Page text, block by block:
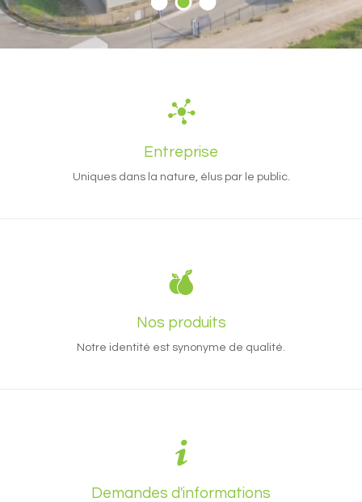
Entreprise
Uniques dans la nature, élus par le public.
Nos produits
Notre identité est synonyme de qualité.
Demandes d'informations